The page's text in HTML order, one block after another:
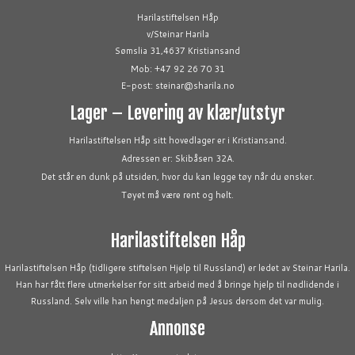
Harilastiftelsen Håp
v/Steinar Harila
Sømslia 31,4637 Kristiansand
Mob: +47 92 26 70 31
E-post: steinar@sharila.no
Lager – Levering av klær/utstyr
Harilastiftelsen Håp sitt hovedlager er i Kristiansand.
Adressen er: Skibåsen 32A.
Det står en dunk på utsiden, hvor du kan legge tøy når du ønsker.
Tøyet må være rent og helt.
Harilastiftelsen Håp
Harilastiftelsen Håp (tidligere stiftelsen Hjelp til Russland) er ledet av Steinar Harila.
Han har fått flere utmerkelser for sitt arbeid med å bringe hjelp til nødlidende i
Russland. Selv ville han hengt medaljen på Jesus dersom det var mulig.
Annonse